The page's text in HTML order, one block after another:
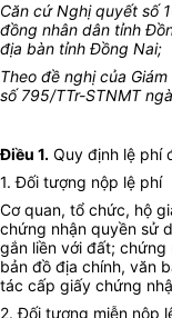
Căn cứ Nghị quyết số
đồng nhân dân tỉnh
địa bàn tỉnh Đồng Nai;
Theo đề nghị của
số 795/TTr-STNMT
Điều 1. Quy định lệ phí
1. Đối tượng nộp lệ phí
Cơ quan, tổ chức, hộ
chứng nhận quyền sử
gắn liền với đất;
bản đồ địa chính, văn
tác cấp giấy chứng
2. Đối tượng miễn nộp